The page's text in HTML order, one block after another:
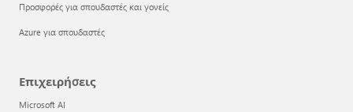
Προσφορές για σπουδαστές και γονείς
Azure για σπουδαστές
Επιχειρήσεις
Microsoft AI